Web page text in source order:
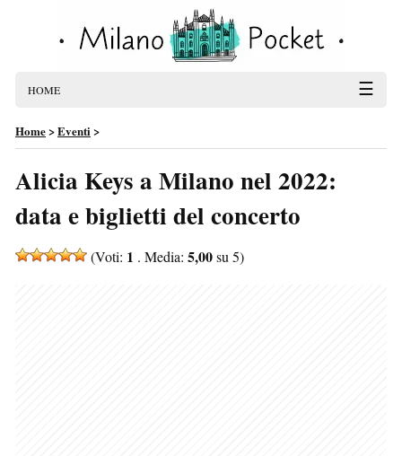
HOME ☰
Home>Eventi>
Alicia Keys a Milano nel 2022:
data e biglietti del concerto
(Voti: 1 . Media: 5,00su 5)